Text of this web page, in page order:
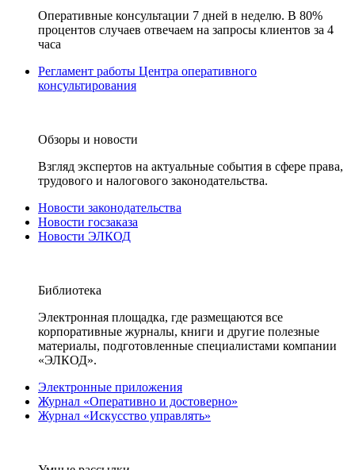
Оперативные консультации 7 дней в неделю. В 80%
процентов случаев отвечаем на запросы клиентов за 4
часа
Регламент работы Центра оперативного
консультирования
Обзоры и новости
Взгляд экспертов на актуальные события в сфере права,
трудового и налогового законодательства.
Новости законодательства
Новости госзаказа
Новости ЭЛКОД
Библиотека
Электронная площадка, где размещаются все
корпоративные журналы, книги и другие полезные
материалы, подготовленные специалистами компании
«ЭЛКОД».
Электронные приложения
Журнал «Оперативно и достоверно»
Журнал «Искусство управлять»